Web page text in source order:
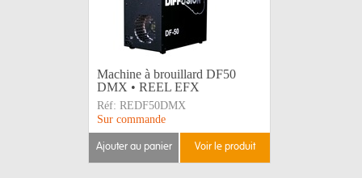
Machine à brouillard DF50
DMX • REEL EFX
Réf: REDF50DMX
Sur commande
ajouter au panier voir le produit